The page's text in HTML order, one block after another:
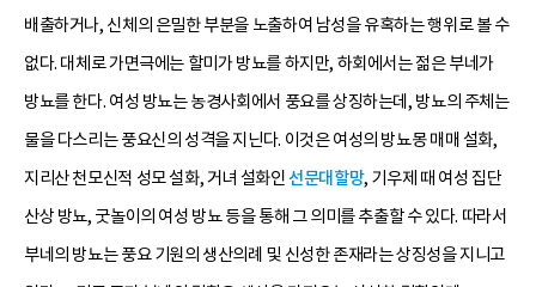
배출하거나, 신체의 은밀한 부분을 노출하여 남성을 유혹하는 행위로 볼 수
없다. 대체로 가면극에는 할미가 방뇨를 하지만, 하회에서는 젊은 부네가
방뇨를 한다. 여성 방뇨는 농경사회에서 풍요를 상징하는데, 방뇨의 주체는
물을 다스리는 풍요신의 성격을 지닌다. 이것은 여성의 방뇨몽 매매 설화,
지리산 천모신적 성모 설화, 거녀 설화인선문대할망, 기우제 때 여성 집단
산상 방뇨, 굿놀이의 여성 방뇨 등을 통해 그 의미를 추출할 수 있다. 따라서
부네의 방뇨는 풍요 기원의 생산의례 및 신성한 존재라는 상징성을 지니고